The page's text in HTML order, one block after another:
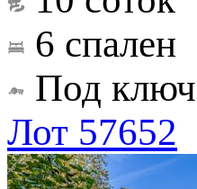
6 спален
Под ключ
Лот 57652